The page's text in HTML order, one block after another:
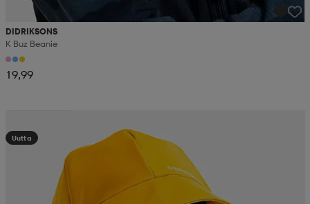
DIDRIKSONS
K Buz Beanie
19,99
Uutta